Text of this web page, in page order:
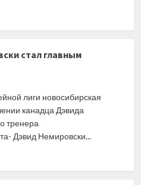
стал главным
лиги новосибирская
канадца Дэвида
тренера
Дэвид Немировски...